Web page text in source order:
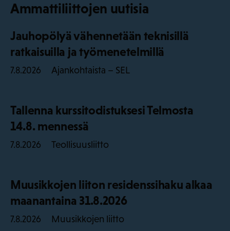
Ammattiliittojen uutisia
Jauhopölyä vähennetään teknisillä
ratkaisuilla ja työmenetelmillä
7.8.2026 Ajankohtaista – SEL
Tallenna kurssitodistuksesi Telmosta
14.8. mennessä
7.8.2026 Teollisuusliitto
Muusikkojen liiton residenssihaku alkaa
maanantaina 31.8.2026
7.8.2026 Muusikkojen liitto